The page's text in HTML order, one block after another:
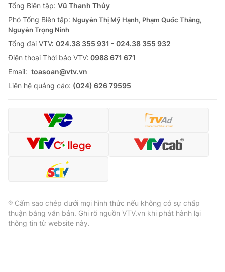
Tổng Biên tập: Vũ Thanh Thủy
Phó Tổng Biên tập: Nguyễn Thị Mỹ Hạnh, Phạm Quốc Thắng,
Nguyễn Trọng Ninh
Tổng đài VTV: 024.38 355 931 - 024.38 355 932
Ðiện thoại Thời báo VTV: 0988 671 671
Email: toasoan@vtv.vn
Liên hệ quảng cáo: (024) 626 79595
® Cấm sao chép dưới mọi hình thức nếu không có sự chấp
thuận bằng văn bản. Ghi rõ nguồn VTV.vn khi phát hành lại
thông tin từ website này.